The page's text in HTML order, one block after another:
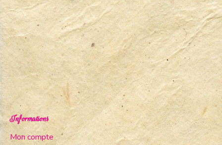
Informations
Mon compte